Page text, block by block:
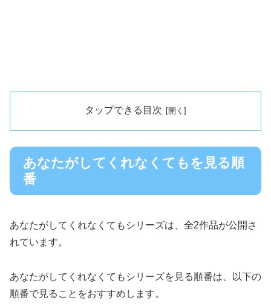
タップできる目次
あなたがしてくれなくてもを見る順
番
あなたがしてくれなくてもシリーズは、全2作品が公開さ
れています。
あなたがしてくれなくてもシリーズを見る順番は、以下の
順番で見ることをおすすめします。